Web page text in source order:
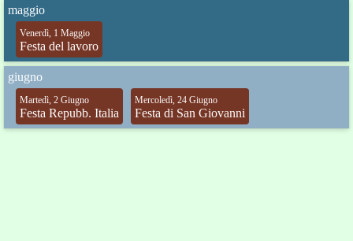
maggio
Venerdì, 1 Maggio
Festa del lavoro
giugno
Martedì, 2 Giugno
Festa Repubb. Italia
Mercoledì, 24 Giugno
Festa di San Giovanni